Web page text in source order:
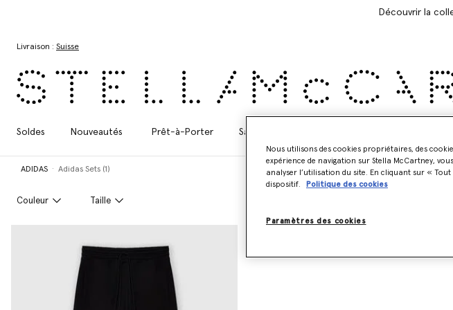
Découvrir la
Livraison : Suisse
Soldes Nouveautés Prêt-à-Porter Sacs à Main
ADIDAS Adidas Sets (1)
Couleur Taille
Nous utilisons des cookies propriétaires, des
expérience de navigation sur Stella McCartney,
analyser l’utilisation du site. En cliquant sur «
dispositif.
Politique des cookies
Paramètres des cookies